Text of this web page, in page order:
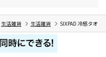
生活雑貨 生活雑貨 SIXPAD 冷感タオル